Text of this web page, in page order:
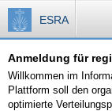
ESRA
Anmeldung für
Willkommen im
Plattform soll den
optimierte